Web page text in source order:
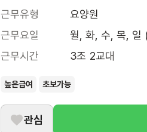
근무유형
요양원
근무요일
월, 화, 수, 목, 일
근무시간
3조 2교대
높은급여 초보가능
관심